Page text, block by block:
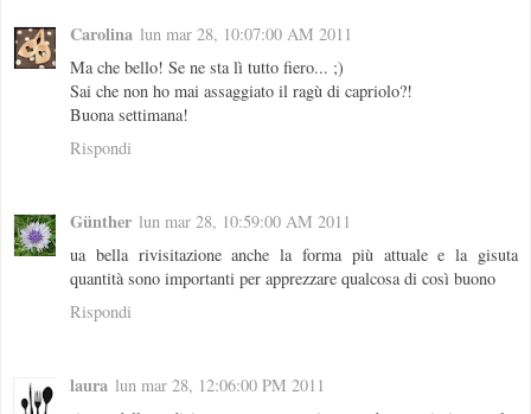
Carolina lun mar 28, 10:07:00 AM 2011
Ma che bello! Se ne sta lì tutto fiero... ;)
Sai che non ho mai assaggiato il ragù di capriolo?!
Buona settimana!
Rispondi
Günther lun mar 28, 10:59:00 AM 2011
ua bella rivisitazione anche la forma più attuale e la gisuta
quantità sono importanti per apprezzare qualcosa di così buono
Rispondi
laura lun mar 28, 12:06:00 PM 2011